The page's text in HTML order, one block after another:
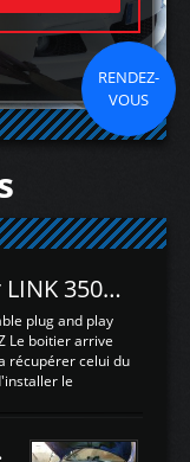
RENDEZ-
VOUS
Test du boitier LINK 350Z Plugin ECU
plug and play
Le boitier arrive
récupérer celui du
le
la large bande